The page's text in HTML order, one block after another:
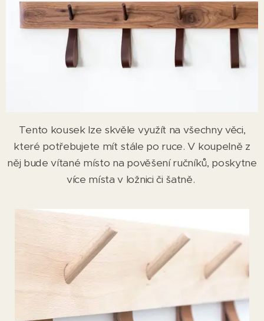
Tento kousek lze skvěle využít na všechny věci,
které potřebujete mít stále po ruce. V koupelně z
něj bude vítané místo na pověšení ručníků, poskytne
více místa v ložnici či šatně.